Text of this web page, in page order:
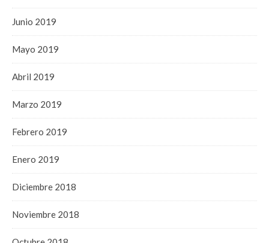
Junio 2019
Mayo 2019
Abril 2019
Marzo 2019
Febrero 2019
Enero 2019
Diciembre 2018
Noviembre 2018